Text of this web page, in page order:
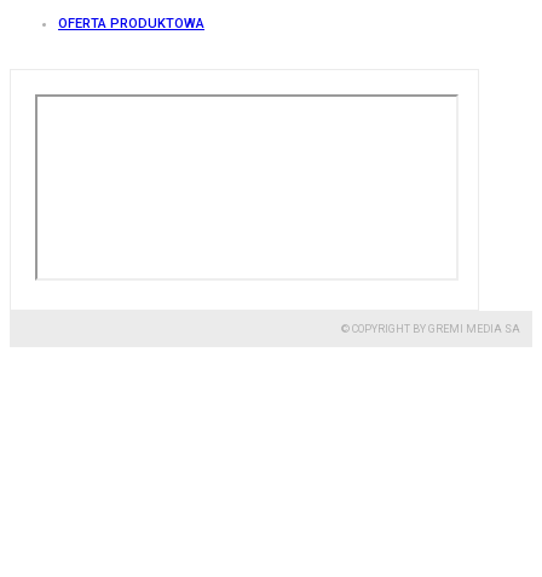
OFERTA PRODUKTOWA
© COPYRIGHT BY GREMI MEDIA SA